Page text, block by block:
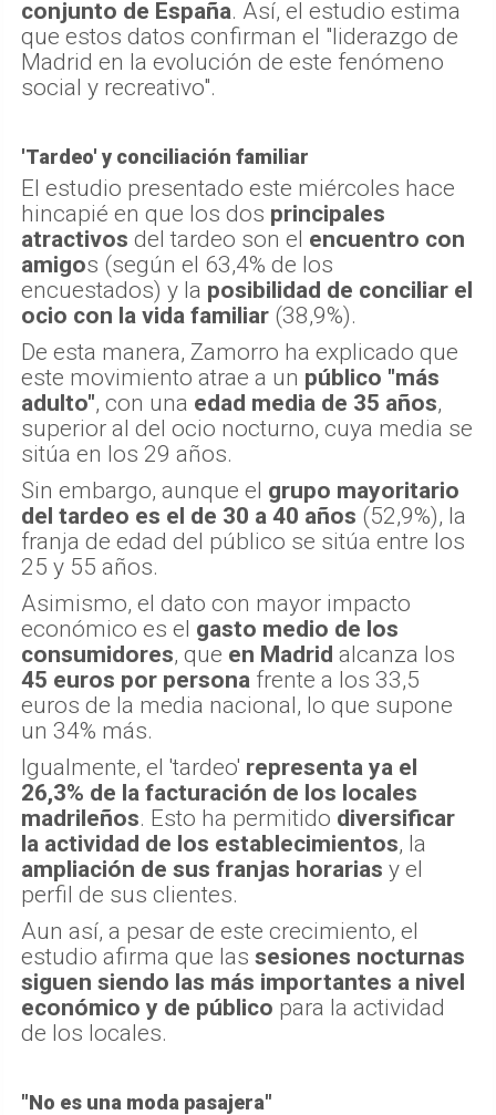
conjunto de España. Así, el estudio estima
que estos datos confirman el "liderazgo de
Madrid en la evolución de este fenómeno
social y recreativo".
'Tardeo' y conciliación familiar
El estudio presentado este miércoles hace
hincapié en que los dos principales
atractivos del tardeo son el encuentro con
amigos (según el 63,4% de los
encuestados) y la posibilidad de conciliar el
ocio con la vida familiar (38,9%).
De esta manera, Zamorro ha explicado que
este movimiento atrae a un público "más
adulto", con una edad media de 35 años,
superior al del ocio nocturno, cuya media se
sitúa en los 29 años.
Sin embargo, aunque el grupo mayoritario
del tardeo es el de 30 a 40 años (52,9%), la
franja de edad del público se sitúa entre los
25 y 55 años.
Asimismo, el dato con mayor impacto
económico es el gasto medio de los
consumidores, que en Madrid alcanza los
45 euros por persona frente a los 33,5
euros de la media nacional, lo que supone
un 34% más.
Igualmente, el 'tardeo' representa ya el
26,3% de la facturación de los locales
madrileños. Esto ha permitido diversificar
la actividad de los establecimientos, la
ampliación de sus franjas horarias y el
perfil de sus clientes.
Aun así, a pesar de este crecimiento, el
estudio afirma que las sesiones nocturnas
siguen siendo las más importantes a nivel
económico y de público para la actividad
de los locales.
"No es una moda pasajera"